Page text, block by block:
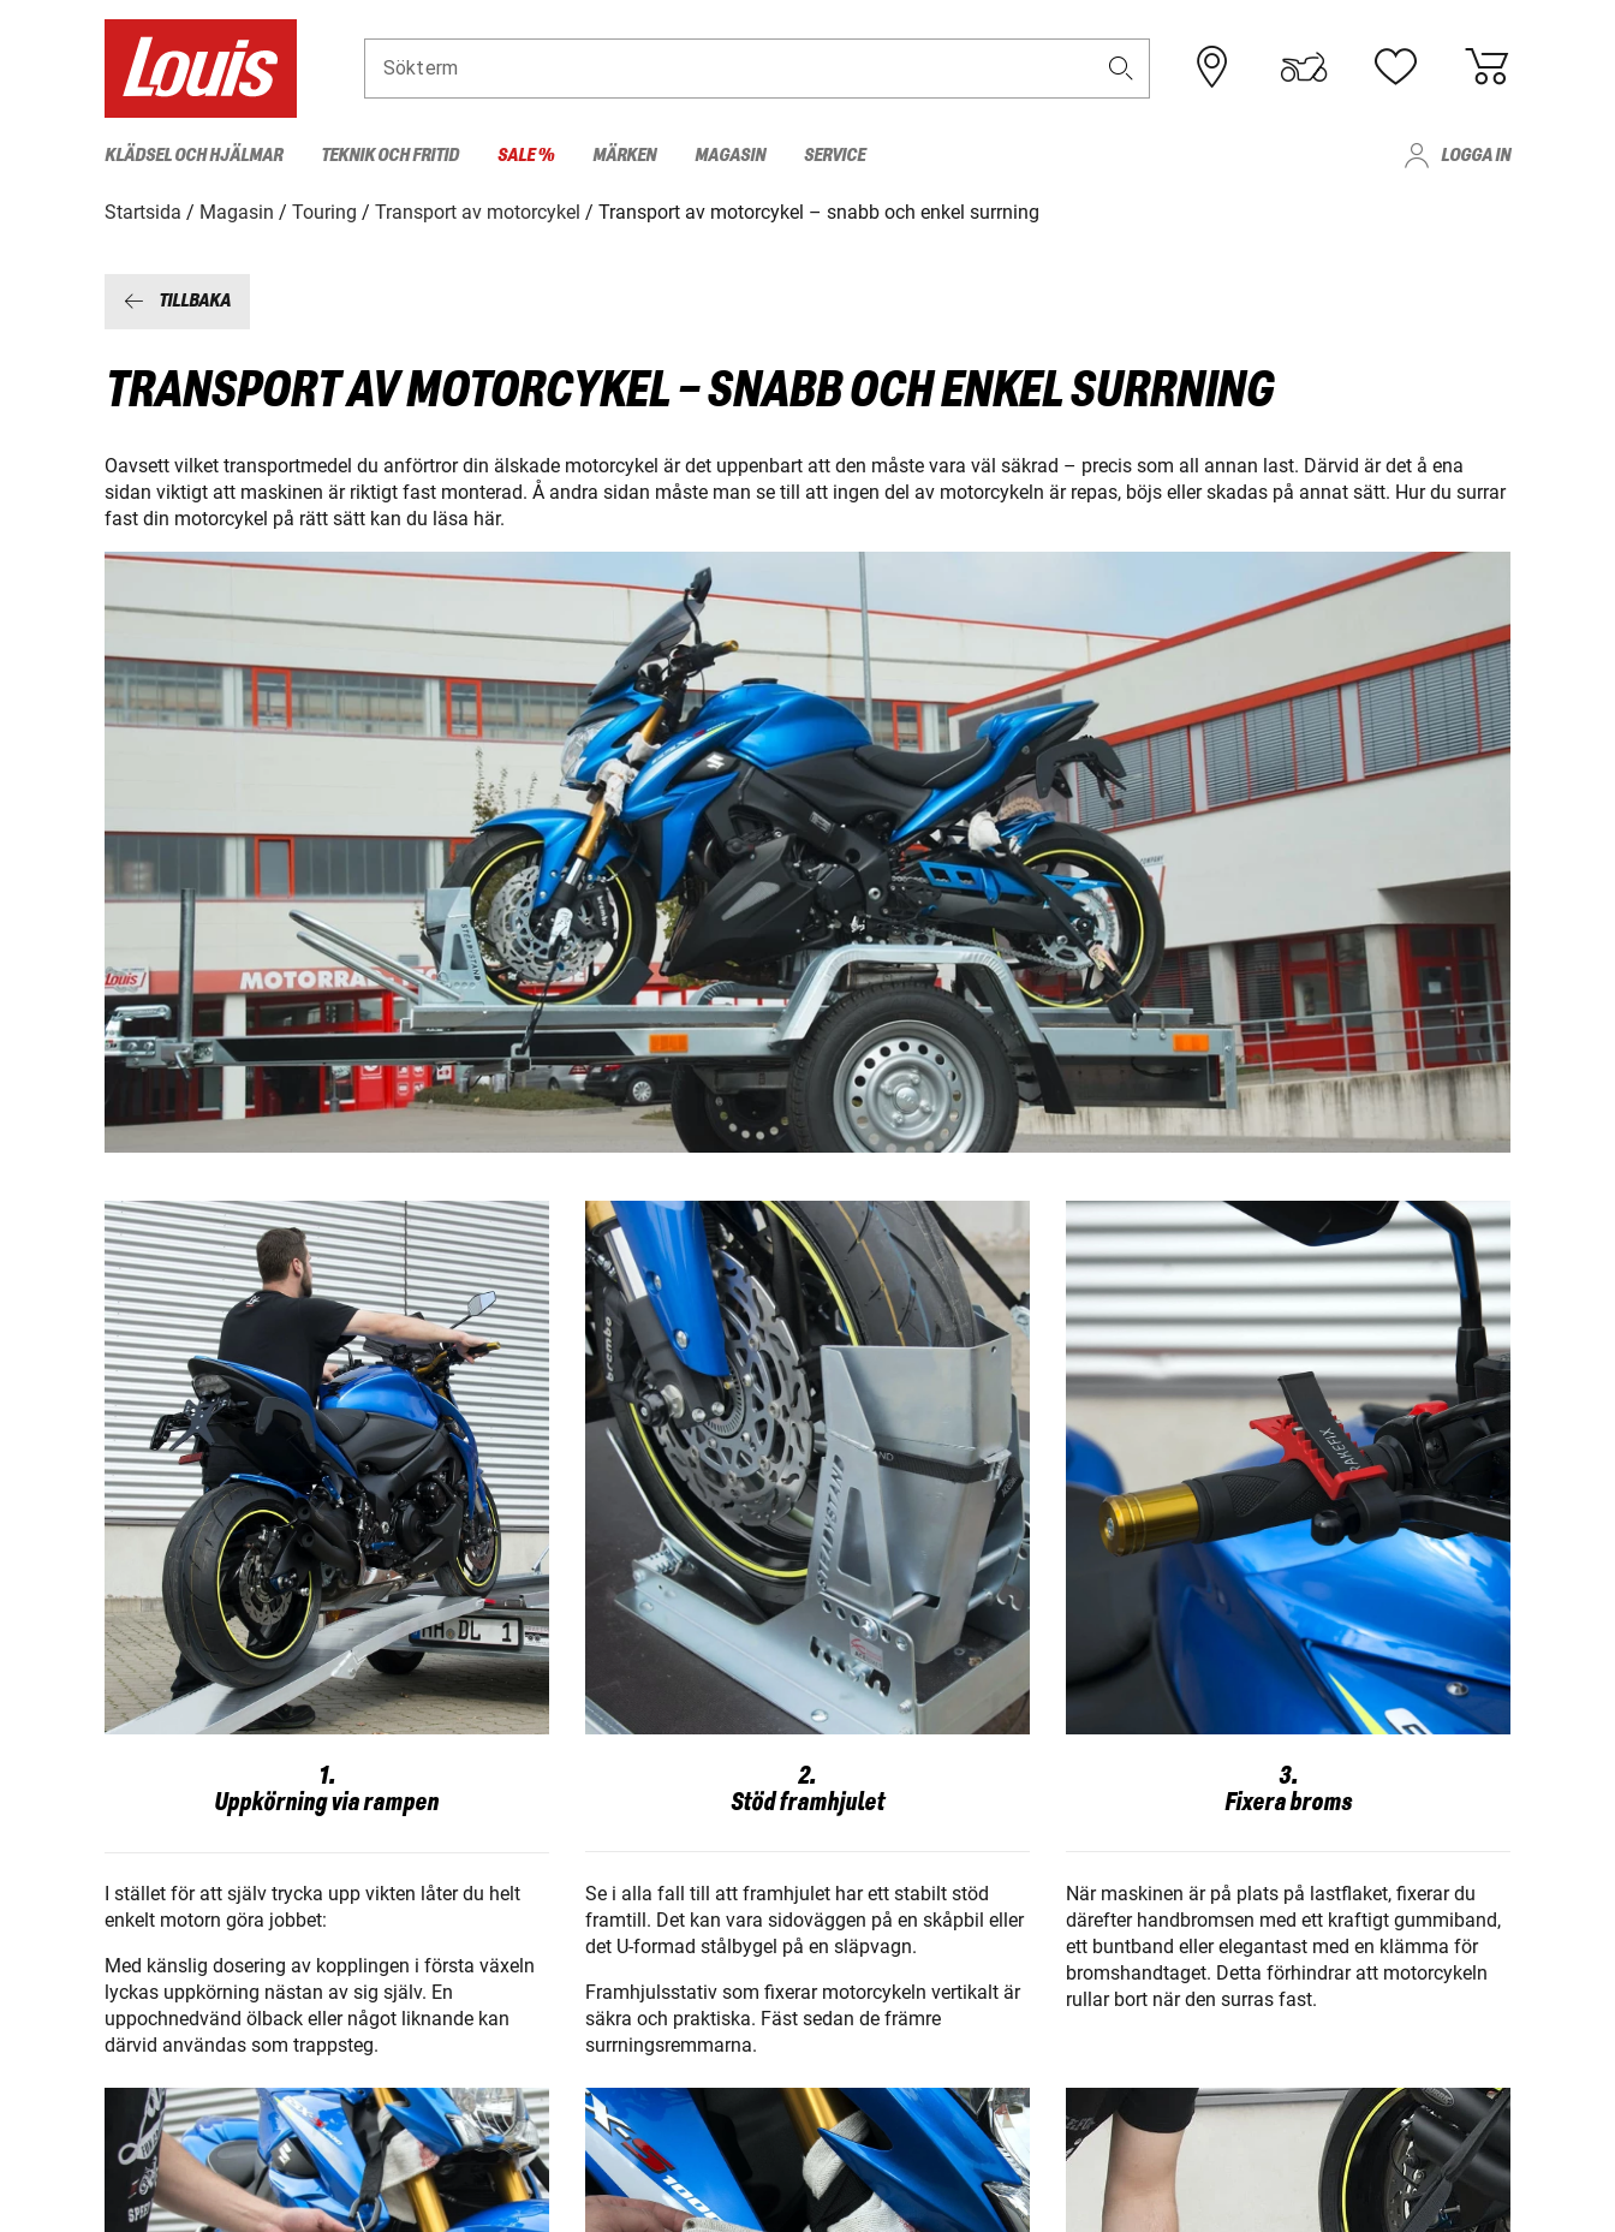
Sökterm
KLÄDSEL OCH HJÄLMAR TEKNIK OCH FRITID SALE % MÄRKEN MAGASIN SERVICE LOGGA IN
Startsida Magasin Touring Transport av motorcykel Transport av motorcykel – snabb och enkel surrning
TILLBAKA
TRANSPORT AV MOTORCYKEL – SNABB OCH ENKEL SURRNING
Oavsett vilket transportmedel du anförtror din älskade motorcykel är det uppenbart att den måste vara väl säkrad – precis som all annan last. Därvid är det å ena
sidan viktigt att maskinen är riktigt fast monterad. Å andra sidan måste man se till att ingen del av motorcykeln är repas, böjs eller skadas på annat sätt. Hur du surrar
fast din motorcykel på rätt sätt kan du läsa här.
1.
Uppkörning via rampen
I stället för att själv trycka upp vikten låter du helt
enkelt motorn göra jobbet:
Med känslig dosering av kopplingen i första växeln
lyckas uppkörning nästan av sig själv. En
uppochnedvänd ölback eller något liknande kan
därvid användas som trappsteg.
2.
Stöd framhjulet
Se i alla fall till att framhjulet har ett stabilt stöd
framtill. Det kan vara sidoväggen på en skåpbil eller
det U-formad stålbygel på en släpvagn.
Framhjulsstativ som fixerar motorcykeln vertikalt är
säkra och praktiska. Fäst sedan de främre
surrningsremmarna.
3.
Fixera broms
När maskinen är på plats på lastflaket, fixerar du
därefter handbromsen med ett kraftigt gummiband,
ett buntband eller elegantast med en klämma för
bromshandtaget. Detta förhindrar att motorcykeln
rullar bort när den surras fast.